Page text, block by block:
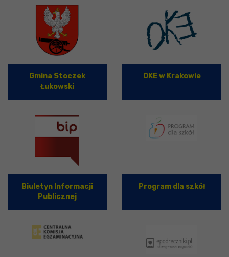
Gmina Stoczek
Łukowski
OKE w Krakowie
Biuletyn Informacji
Publicznej
Program dla szkół